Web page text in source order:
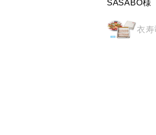
衣寿司6種12個入